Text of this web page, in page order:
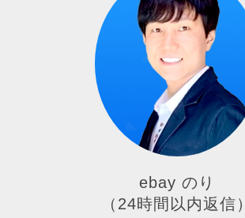
ebay のり
（24時間以内返信）